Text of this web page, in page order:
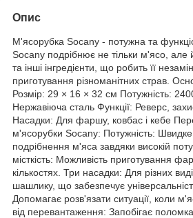
Опис
М'ясорубка Socany - потужна та
Socany подрібнює не тільки м'ясо, але
та інші інгредієнти, що робить її
приготування різноманітних страв.
Розмір: 29 × 16 × 32 см Потужність:
Нержавіюча сталь Функції: Реверс,
Насадки: Для фаршу, ковбас і кебе
м'ясорубки Socany: Потужність:
подрібнення м'яса завдяки високій
місткість: Можливість приготування
кількостях. Три насадки: Для різних
шашлику, що забезпечує
Допомагає розв'язати ситуації, коли
від перевантаження: Запобігає